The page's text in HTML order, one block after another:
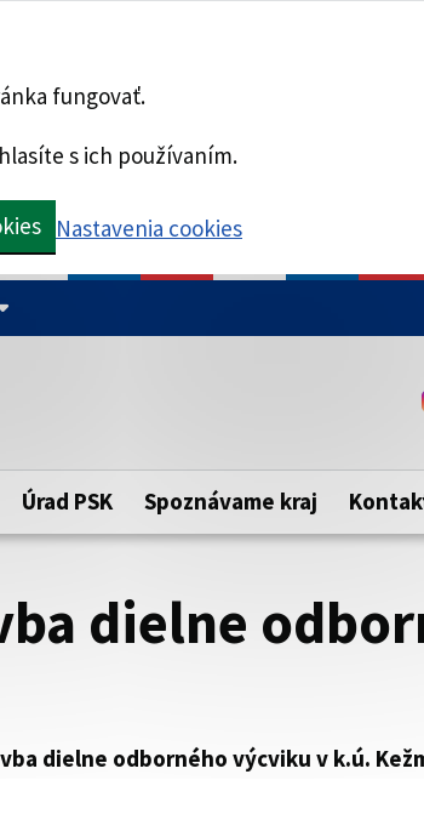
fungovať.
s ich používaním.
Nastavenia cookies
kraja.
Táto stránka je
zabezpečenú webovú
https:// pred názvom
Úrad PSK Spoznávame kraj
dielne
dielne odborného výcviku v k.ú.